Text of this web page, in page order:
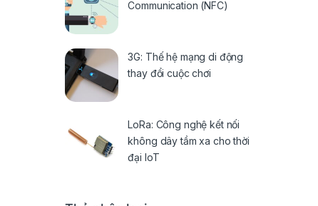
Communication (NFC)
3G: Thế hệ mạng di động
thay đổi cuộc chơi
LoRa: Công nghệ kết nối
không dây tầm xa cho thời
đại IoT